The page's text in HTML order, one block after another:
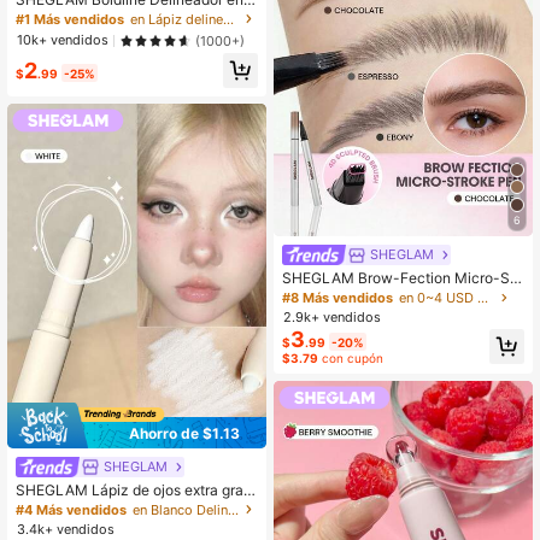
Gel Multifunción de Larga Duración
-Black Kohl Kajal henna Marca de
Belleza Cosmética Maquillaje para
Mujeres y Niñas
#1 Más vendidos
en Lápiz delineador de ojos Delineadores de ojos
10k+ vendidos
(1000+)
$2.99 -25%
Ahorro de $1.13
SHEGLAM
SHEGLAM Lápiz de ojos extra gran
de y brillante - Blanco
#4 Más vendidos
en Blanco Delineadores de ojos
3.4k+ vendidos
6
SHEGLAM
SHEGLAM Brow-Fection Micro-Str
oke Lápiz Líquido para Cejas-08 C
hocolate Marca de Belleza Cosméti
ca Maquillaje para Mujeres y Niñas
#8 Más vendidos
en 0~4 USD Cejas
2.9k+ vendidos
$3.99 -20%
$3.79 con cupón